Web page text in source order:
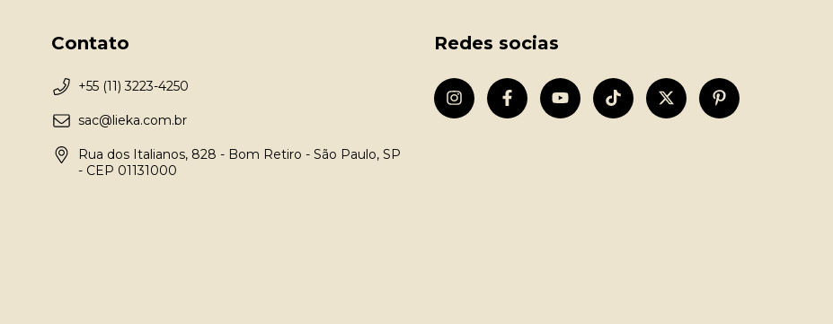
Contato
+55 (11) 3223-4250
sac@lieka.com.br
Rua dos Italianos, 828 - Bom Retiro - São Paulo, SP
- CEP 01131000
Redes socias